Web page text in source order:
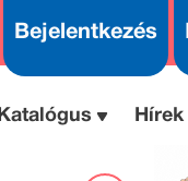
Bejelentkezés
Katalógus Hírek